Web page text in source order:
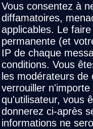
Vous consentez à
diffamatoires,
applicables. Le
permanente (et
IP de chaque
conditions. Vous
les modérateurs
verrouiller
qu'utilisateur, vous
donnerez ci-après
informations ne